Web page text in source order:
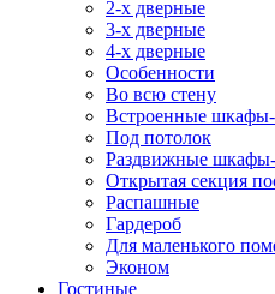
2-х дверные
3-х дверные
4-х дверные
Особенности
Во всю стену
Встроенные
Под потолок
Раздвижные
Открытая секция
Распашные
Гардероб
Для маленького
Эконом
Гостиные